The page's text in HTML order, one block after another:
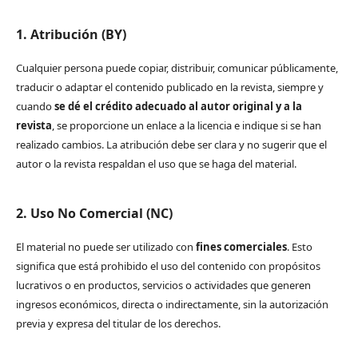
1. Atribución (BY)
Cualquier persona puede copiar, distribuir, comunicar públicamente,
traducir o adaptar el contenido publicado en la revista, siempre y
cuandose dé el crédito adecuado al autor original y a la
revista, se proporcione un enlace a la licencia e indique si se han
realizado cambios. La atribución debe ser clara y no sugerir que el
autor o la revista respaldan el uso que se haga del material.
2. Uso No Comercial (NC)
El material no puede ser utilizado con fines comerciales. Esto
significa que está prohibido el uso del contenido con propósitos
lucrativos o en productos, servicios o actividades que generen
ingresos económicos, directa o indirectamente, sin la autorización
previa y expresa del titular de los derechos.